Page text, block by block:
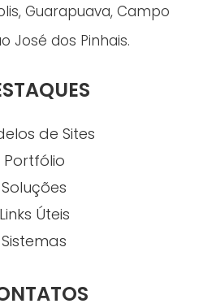
Guarapuava, Campo
José dos Pinhais.
de Sites
Portfólio
Soluções
Links Úteis
Sistemas